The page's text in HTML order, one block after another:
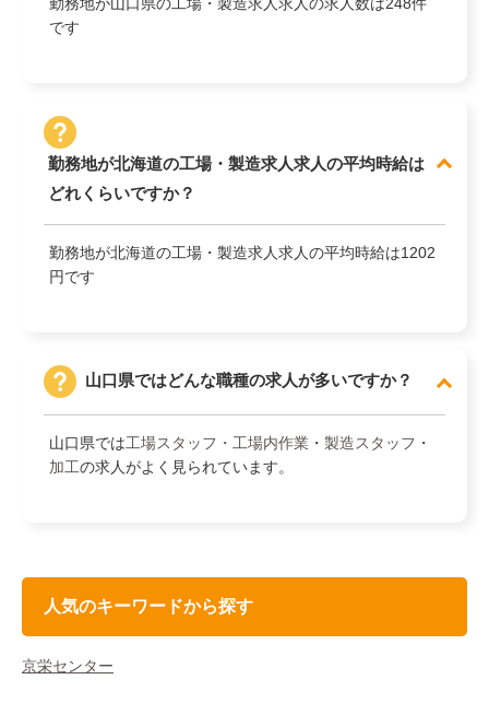
です
勤務地が北海道の工場・製造求人求人の平均時給は
どれくらいですか？
勤務地が北海道の工場・製造求人求人の平均時給は1202
円です
山口県ではどんな職種の求人が多いですか？
山口県では工場スタッフ・工場内作業 ・ 製造スタッフ ・
加工の求人がよく見られています。
人気のキーワードから探す
京栄センター